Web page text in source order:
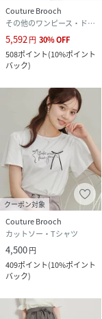
Couture Brooch
その他のワンピース・ドレス
5,592円 30%OFF
508ポイント(10%ポイント
バック)
クーポン対象
Couture Brooch
カットソー・Tシャツ
4,500円
409ポイント(10%ポイント
バック)